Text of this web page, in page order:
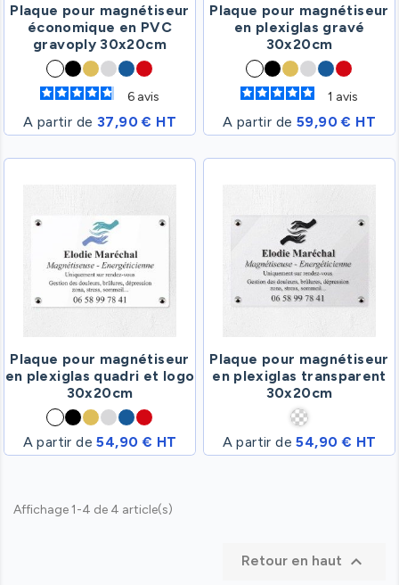
Plaque pour magnétiseur
économique en PVC
gravoply 30x20cm
6 avis
A partir de 37,90 € HT
Plaque pour magnétiseur
en plexiglas gravé
30x20cm
1 avis
A partir de 59,90 € HT
Plaque pour magnétiseur
en plexiglas quadri et logo
30x20cm
A partir de54,90 € HT
Plaque pour magnétiseur
en plexiglas transparent
30x20cm
A partir de54,90 € HT
Affichage 1-4 de 4 article(s)
Retour en haut 